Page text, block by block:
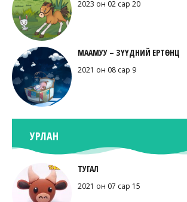
2023 он 02 сар 20
МААМУУ – ЗҮҮДНИЙ ЕРТӨНЦ
2021 он 08 сар 9
УРЛАН
ТУГАЛ
2021 он 07 сар 15